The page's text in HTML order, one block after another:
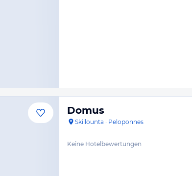
Domus
Skillounta · Peloponnes
Keine Hotelbewertungen